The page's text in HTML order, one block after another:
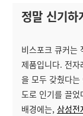
정말 신기하
비스포크 큐커는
제품입니다. 전
을 모두 갖췄다
도로 인기를 끌
배경에는, 삼성전